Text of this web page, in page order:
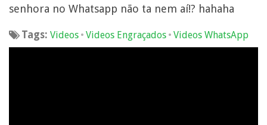
senhora no Whatsapp não ta nem aí!? hahaha
Tags: Videos • Videos Engraçados • Videos WhatsApp